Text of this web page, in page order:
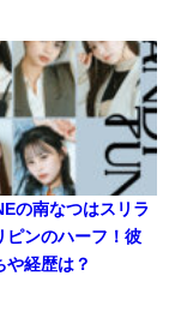
の南なつはスリラ
ピンのハーフ！彼
や経歴は？